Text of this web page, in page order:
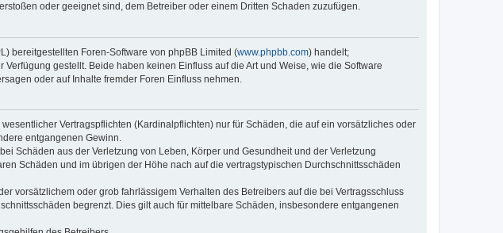
oder geeignet sind, dem Betreiber oder einem Dritten Schaden zuzufügen.
bereitgestellten Foren-Software von phpBB Limited (www.phpbb.com) handelt;
Verfügung gestellt. Beide haben keinen Einfluss auf die Art und Weise, wie die Software
oder auf Inhalte fremder Foren Einfluss nehmen.
Vertragspflichten (Kardinalpflichten) nur für Schäden, die auf ein vorsätzliches oder
entgangenen Gewinn.
Schäden aus der Verletzung von Leben, Körper und Gesundheit und der Verletzung
Schäden und im übrigen der Höhe nach auf die vertragstypischen Durchschnittsschäden
vorsätzlichem oder grob fahrlässigem Verhalten des Betreibers auf die bei Vertragsschluss
begrenzt. Dies gilt auch für mittelbare Schäden, insbesondere entgangenen